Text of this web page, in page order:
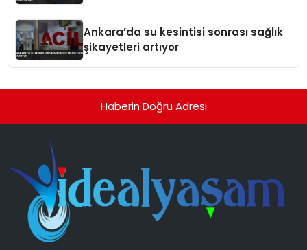
Ankara’da su kesintisi sonrası sağlık
şikayetleri artıyor
Haberin Doğru Adresi